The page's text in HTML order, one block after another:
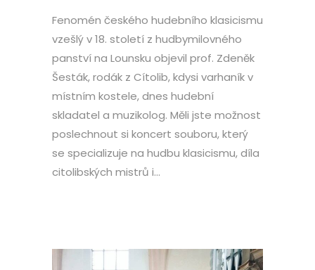
Fenomén českého hudebního klasicismu
vzešlý v 18. století z hudbymilovného
panství na Lounsku objevil prof. Zdeněk
Šesták, rodák z Cítolib, kdysi varhaník v
místním kostele, dnes hudební
skladatel a muzikolog. Měli jste možnost
poslechnout si koncert souboru, který
se specializuje na hudbu klasicismu, díla
citolibských mistrů i...